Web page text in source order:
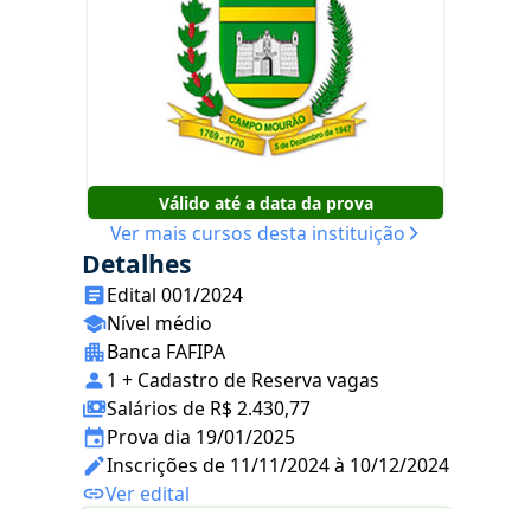
Válido até a data da prova
Ver mais cursos desta instituição
Detalhes
Edital 001/2024
Nível médio
Banca FAFIPA
1 + Cadastro de Reserva vagas
Salários de R$ 2.430,77
Prova dia 19/01/2025
Inscrições de 11/11/2024 à 10/12/2024
Ver edital